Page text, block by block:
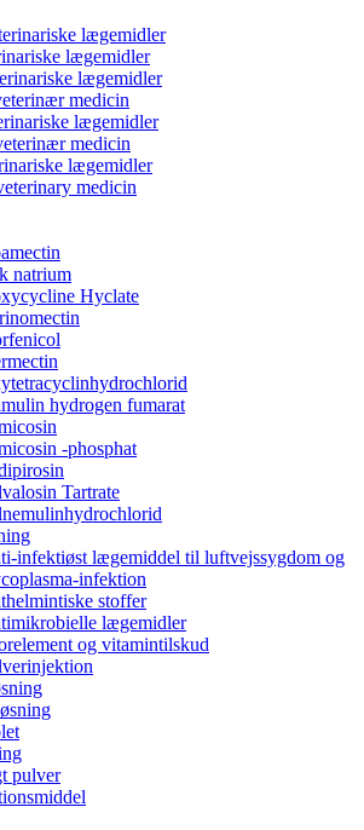
lægemidler
lægemidler
lægemidler
medicin
lægemidler
medicin
lægemidler
medicin
natrium
Hyclate
hydrogen fumarat
-phosphat
Tartrate
infektiøst lægemiddel til luftvejssygdom og
infektion
stoffer
lægemidler
og vitamintilskud
pulver